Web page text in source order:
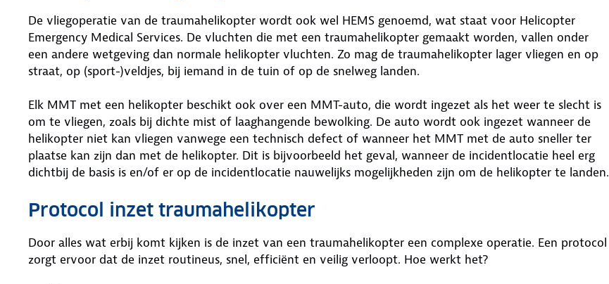
De vliegoperatie van de traumahelikopter wordt ook wel HEMS genoemd, wat staat voor Helicopter
Emergency Medical Services. De vluchten die met een traumahelikopter gemaakt worden, vallen onder
een andere wetgeving dan normale helikopter vluchten. Zo mag de traumahelikopter lager vliegen en op
straat, op (sport-)veldjes, bij iemand in de tuin of op de snelweg landen.
Elk MMT met een helikopter beschikt ook over een MMT-auto, die wordt ingezet als het weer te slecht is
om te vliegen, zoals bij dichte mist of laaghangende bewolking. De auto wordt ook ingezet wanneer de
helikopter niet kan vliegen vanwege een technisch defect of wanneer het MMT met de auto sneller ter
plaatse kan zijn dan met de helikopter. Dit is bijvoorbeeld het geval, wanneer de incidentlocatie heel erg
dichtbij de basis is en/of er op de incidentlocatie nauwelijks mogelijkheden zijn om de helikopter te landen.
Protocol inzet traumahelikopter
Door alles wat erbij komt kijken is de inzet van een traumahelikopter een complexe operatie. Een protocol
zorgt ervoor dat de inzet routineus, snel, efficiënt en veilig verloopt. Hoe werkt het?